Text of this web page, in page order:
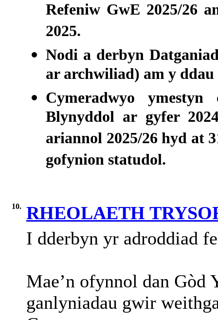
Refeniw GwE 2025/26
2025.
Nodi a derbyn
ar archwiliad) am y
Cymeradwyo
Blynyddol ar gyfer
ariannol 2025/26 hyd at
gofynion statudol.
10. RHEOLAETH
I dderbyn yr adroddiad
Mae’n ofynnol dan Gòd
ganlyniadau gwir